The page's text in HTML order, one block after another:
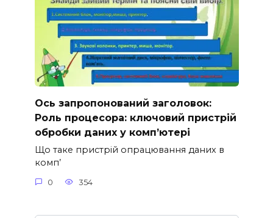
Ось запропонований заголовок:
Роль процесора: ключовий пристрій
обробки даних у комп’ютері
Що таке пристрій опрацювання даних в
комп’
0 354